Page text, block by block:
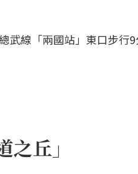
武線「兩國站」東口步行
丘」